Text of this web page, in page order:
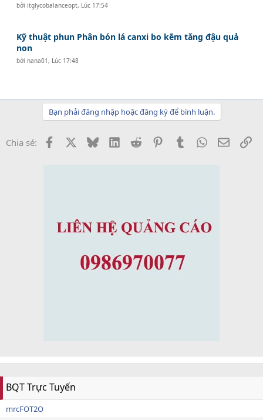
bởiitglycobalanceopt, Lúc 17:54
Kỹ thuật phun Phân bón lá canxi bo kẽm tăng đậu quả
non
bởinana01 , Lúc 17:48
Bạn phải đăng nhập hoặc đăng ký để bình luận.
Chia sẻ: Facebook BlueskyLinkedInReddit PinterestTumblrWhatsApp
Email
BQT Trực Tuyến
mrcFOT2O